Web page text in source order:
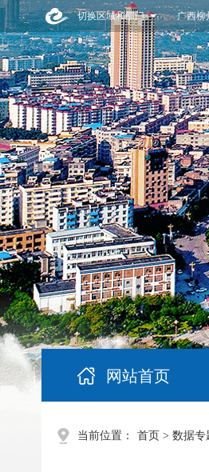
切换区域和部门 广西柳
网站首页
当前位置： 首页 > 数据专